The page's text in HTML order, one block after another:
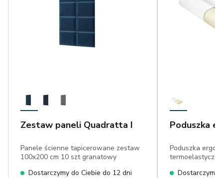
Zestaw paneli Quadratta I
Panele ścienne tapicerowane zestaw
100x200 cm 10 szt granatowy
Dostarczymy do Ciebie do 12 dni
Poduszka
Poduszka
Dostarczymy